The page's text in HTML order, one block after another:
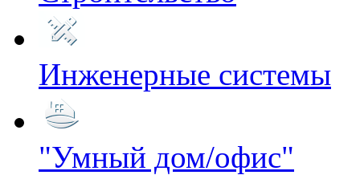
Инженерные системы
"Умный дом/офис"